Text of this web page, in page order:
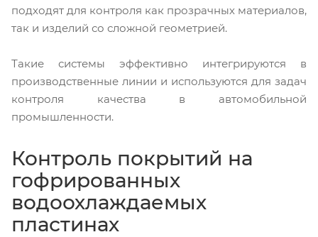
подходят для контроля как прозрачных материалов,
так и изделий со сложной геометрией.
Такие системы эффективно интегрируются в
производственные линии и используются для задач
контроля качества в автомобильной
промышленности.
Контроль покрытий на
гофрированных
водоохлаждаемых
пластинах